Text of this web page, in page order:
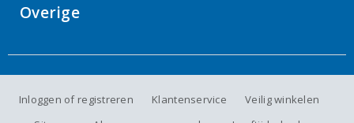
Overige
Inloggen of registreren Klantenservice
Veilig winkelen